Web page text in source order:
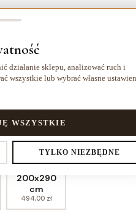
60x300 cm
156,00 zł
70x200 cm
123,50 zł
104,00 zł 136,50 zł
120x170 cm
175,50 zł
140x190 cm
227,50 zł
200x290
cm
494,00 zł
działanie sklepu, analizować ruch i
wszystkie lub wybrać własne
TYLKO NIEZBĘDNE
WSZYSTKIE